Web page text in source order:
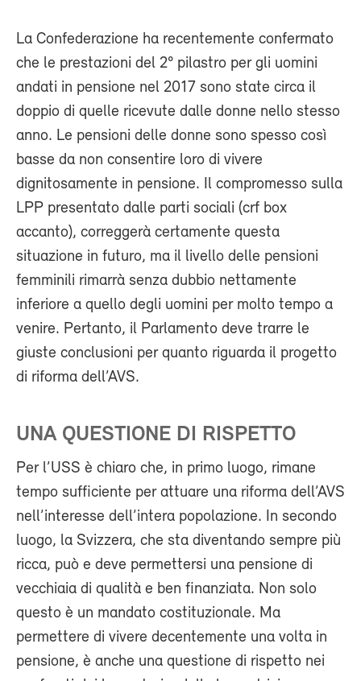
La Confederazione ha recentemente confermato
che le prestazioni del 2° pilastro per gli uomini
andati in pensione nel 2017 sono state circa il
doppio di quelle ricevute dalle donne nello stesso
anno. Le pensioni delle donne sono spesso così
basse da non consentire loro di vivere
dignitosamente in pensione. Il compromesso sulla
LPP presentato dalle parti sociali (crf box
accanto), correggerà certamente questa
situazione in futuro, ma il livello delle pensioni
femminili rimarrà senza dubbio nettamente
inferiore a quello degli uomini per molto tempo a
venire. Pertanto, il Parlamento deve trarre le
giuste conclusioni per quanto riguarda il progetto
di riforma dell’AVS.
UNA QUESTIONE DI RISPETTO
Per l’USS è chiaro che, in primo luogo, rimane
tempo sufficiente per attuare una riforma dell’AVS
nell’interesse dell’intera popolazione. In secondo
luogo, la Svizzera, che sta diventando sempre più
ricca, può e deve permettersi una pensione di
vecchiaia di qualità e ben finanziata. Non solo
questo è un mandato costituzionale. Ma
permettere di vivere decentemente una volta in
pensione, è anche una questione di rispetto nei